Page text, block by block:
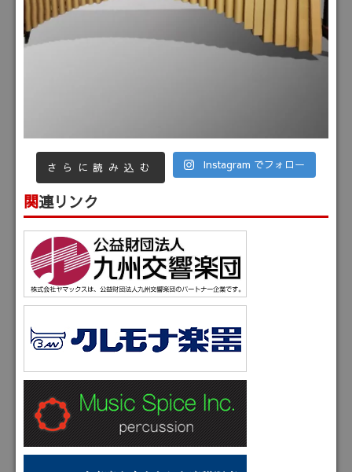
さらに読み込む Instagram でフォロー
関連リンク